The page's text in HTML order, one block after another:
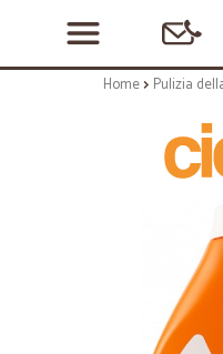
Home